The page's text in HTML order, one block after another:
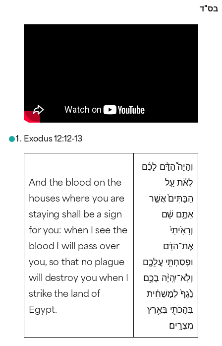
בס"ד
Exodus 12:12-13
And the blood on the
houses where you are
staying shall be a sign
for you: when I see the
blood I will pass over
you, so that no plague
will destroy you when I
strike the land of
Egypt.
וְהָיָה֩ הַדָּ֨ם לָכֶ֜ם
לְאֹ֗ת עַ֤ל
הַבָּתִּים֙ אֲשֶׁ֣ר
אַתֶּ֣ם שָׁ֔ם
וְרָאִ֙יתִי֙
אֶת־הַדָּ֔ם
וּפָסַחְתִּ֖י עֲלֵכֶ֑ם
וְלֹֽא־יִֽהְיֶ֨ה בָכֶ֥ם
נֶ֙גֶף֙ לְמַשְׁחִ֔ית
בְּהַכֹּתִ֖י בְּאֶ֥רֶץ
מִצְרָֽיִם׃